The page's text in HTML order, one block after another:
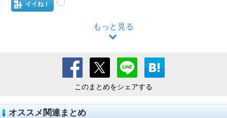
イイね！
もっと見る
このまとめをシェアする
オススメ関連まとめ